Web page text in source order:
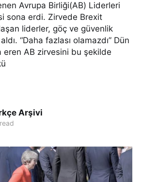
Avrupa Birliği(AB) Liderleri
sona erdi. Zirvede Brexit
liderler, göç ve güvenlik
“Daha fazlası olamazdı” Dün
eren AB zirvesini bu şekilde
Arşivi